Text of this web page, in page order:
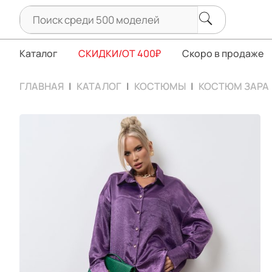
Каталог СКИДКИ/ОТ 400₽ Скоро в продаже
ГЛАВНАЯ КАТАЛОГ КОСТЮМЫ КОСТЮМ